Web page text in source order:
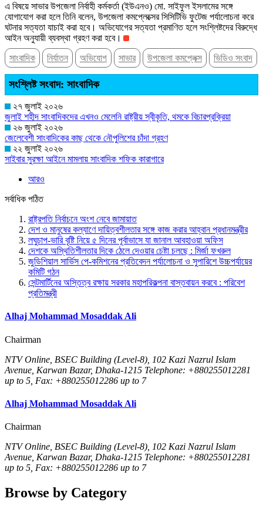
এ বিষয়ে সাভার উপজেলা নির্বাহী কর্মকর্তা (ইউএনও) মো. সাইফুল ইসলামের সঙ্গে
যোগাযোগ করা হলে তিনি বলেন, উপজেলা কমপ্লেক্সের সিসিটিভি ফুটেজ পর্যালোচনা করে
ঘটনার সত্যতা যাচাই করা হবে। অভিযোগের সত্যতা প্রমাণিত হলে সংশ্লিষ্টদের বিরুদ্ধে
আইন অনুযায়ী ব্যবস্থা গ্রহণ করা হবে।
সাংবাদিক
নির্যাতন অভিযোগ সাভার উপজেলা কমপ্লেক্স ভিডিও সংবাদ
সংশ্লিষ্ট সংবাদ: সাংবাদিক
২৭ জুলাই ২০২৬
জুলাই শহীদ সাংবাদিকদের এখনও মেলেনি রাষ্ট্রীয় স্বীকৃতি, থমকে বিচারপ্রক্রিয়া
২৬ জুলাই ২০২৬
জেলেবেশী সাংবাদিকের কাছ থেকে নৌপুলিশের চাঁদা গ্রহণ
২২ জুলাই ২০২৬
সাইবার সুরক্ষা আইনে মামলায় সাংবাদিক শফিক কারাগারে
আরও
সর্বাধিক পঠিত
রাষ্ট্রপতি নির্বাচনে অংশ নেবে জামায়াত
দেশ ও মানুষের কল্যাণে দায়িত্বশীলতার সঙ্গে কাজ করার আহ্বান প্রধানমন্ত্রীর
লঘুচাপ-ভারি বৃষ্টি নিয়ে ৫ দিনের পূর্বাভাসে যা জানাল আবহাওয়া অফিস
দেশকে অস্থিতিশীলতার দিকে ঠেলে দেওয়ার চেষ্টা চলছে : মির্জা ফখরুল
জুডিশিয়াল সার্ভিস পে-কমিশনের প্রতিবেদন পর্যালোচনা ও সুপারিশে উচ্চপর্যায়ের
কমিটি গঠন
সেন্টমার্টিনের অস্তিত্ব রক্ষায় সরকার মহাপরিকল্পনা বাস্তবায়ন করবে : পরিবেশ
প্রতিমন্ত্রী
Alhaj Mohammad Mosaddak Ali
Chairman
NTV Online, BSEC Building (Level-8), 102 Kazi Nazrul Islam
Avenue, Karwan Bazar, Dhaka-1215 Telephone: +880255012281
up to 5, Fax: +880255012286 up to 7
Alhaj Mohammad Mosaddak Ali
Chairman
NTV Online, BSEC Building (Level-8), 102 Kazi Nazrul Islam
Avenue, Karwan Bazar, Dhaka-1215 Telephone: +880255012281
up to 5, Fax: +880255012286 up to 7
Browse by Category